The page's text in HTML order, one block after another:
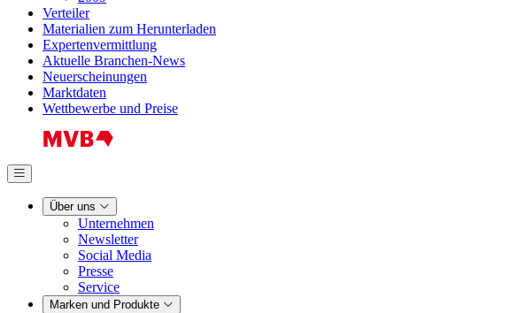
Verteiler
Materialien zum Herunterladen
Expertenvermittlung
Aktuelle Branchen-News
Neuerscheinungen
Marktdaten
Wettbewerbe und Preise
Über uns
Unternehmen
Newsletter
Social Media
Presse
Service
Marken und Produkte